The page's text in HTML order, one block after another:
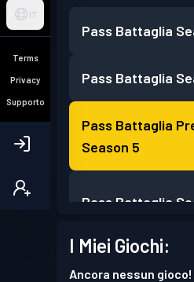
IT
Terms
Privacy
Supporto
Pass Battaglia
Pass Battaglia
Pass Battaglia
Season 5
Pass Battaglia
Pass Battaglia
I Miei Giochi:
Ancora nessun gioco!